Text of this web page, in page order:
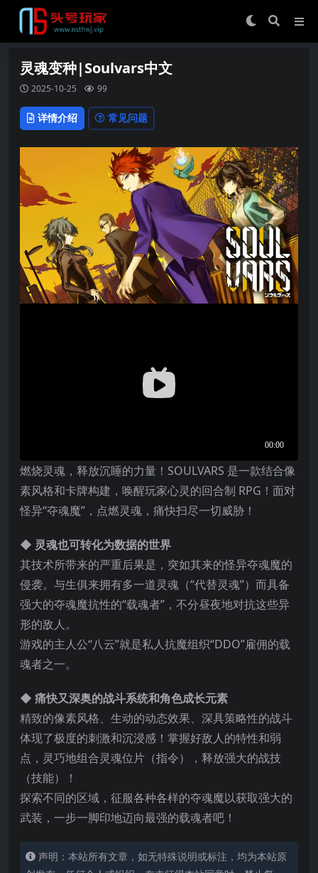
灵魂变种|Soulvars中文
2025-10-25 99
详情介绍 常见问题
燃烧灵魂，释放沉睡的力量！SOULVARS 是一款结合像
素风格和卡牌构建，唤醒玩家心灵的回合制 RPG！面对
怪异“夺魂魔”，点燃灵魂，痛快扫尽一切威胁！
◆ 灵魂也可转化为数据的世界
其技术所带来的严重后果是，突如其来的怪异夺魂魔的
侵袭。与生俱来拥有多一道灵魂（“代替灵魂”）而具备
强大的夺魂魔抗性的“载魂者”，不分昼夜地对抗这些异
形的敌人。
游戏的主人公“八云”就是私人抗魔组织“DDO”雇佣的载
魂者之一。
◆ 痛快又深奥的战斗系统和角色成长元素
精致的像素风格、生动的动态效果、深具策略性的战斗
体现了极度的刺激和沉浸感！掌握好敌人的特性和弱
点，灵巧地组合灵魂位片（指令），释放强大的战技
（技能）！
探索不同的区域，征服各种各样的夺魂魔以获取强大的
武装，一步一脚印地迈向最强的载魂者吧！
声明：本站所有文章，如无特殊说明或标注，均为本站原